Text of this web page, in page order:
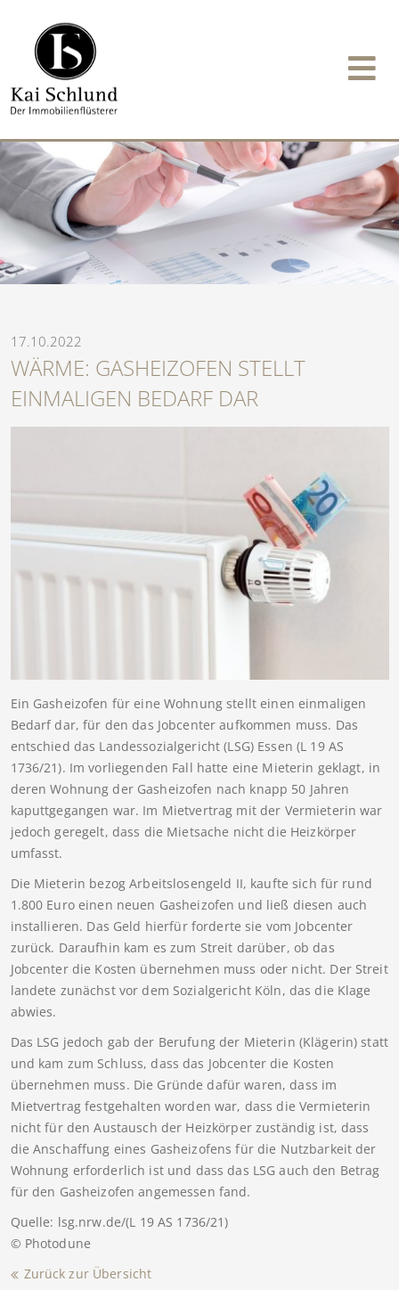
17.10.2022
WÄRME: GASHEIZOFEN STELLT
EINMALIGEN BEDARF DAR
Ein Gasheizofen für eine Wohnung stellt einen einmaligen
Bedarf dar, für den das Jobcenter aufkommen muss. Das
entschied das Landessozialgericht (LSG) Essen (L 19 AS
1736/21). Im vorliegenden Fall hatte eine Mieterin geklagt, in
deren Wohnung der Gasheizofen nach knapp 50 Jahren
kaputtgegangen war. Im Mietvertrag mit der Vermieterin war
jedoch geregelt, dass die Mietsache nicht die Heizkörper
umfasst.
Die Mieterin bezog Arbeitslosengeld II, kaufte sich für rund
1.800 Euro einen neuen Gasheizofen und ließ diesen auch
installieren. Das Geld hierfür forderte sie vom Jobcenter
zurück. Daraufhin kam es zum Streit darüber, ob das
Jobcenter die Kosten übernehmen muss oder nicht. Der Streit
landete zunächst vor dem Sozialgericht Köln, das die Klage
abwies.
Das LSG jedoch gab der Berufung der Mieterin (Klägerin) statt
und kam zum Schluss, dass das Jobcenter die Kosten
übernehmen muss. Die Gründe dafür waren, dass im
Mietvertrag festgehalten worden war, dass die Vermieterin
nicht für den Austausch der Heizkörper zuständig ist, dass
die Anschaffung eines Gasheizofens für die Nutzbarkeit der
Wohnung erforderlich ist und dass das LSG auch den Betrag
für den Gasheizofen angemessen fand.
Quelle: lsg.nrw.de/(L 19 AS 1736/21)
© Photodune
Zurück zur Übersicht